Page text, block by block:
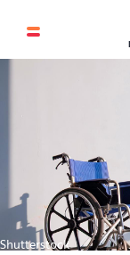
Shutterstock